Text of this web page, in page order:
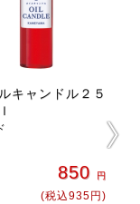
キャンドル２５
850 円
(税込935円)